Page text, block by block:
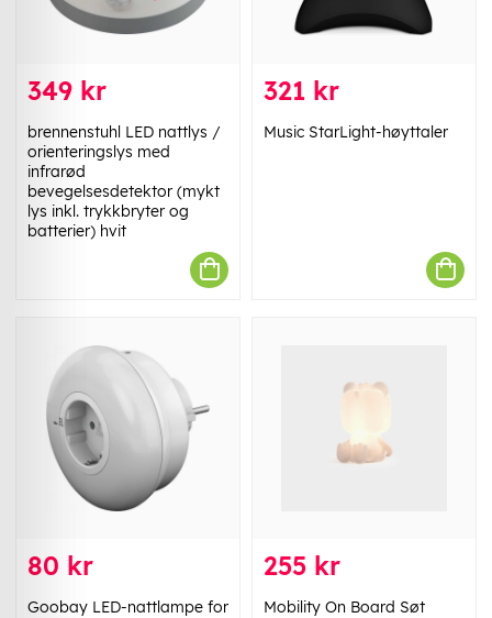
349 kr
brennenstuhl LED nattlys /
orienteringslys med
infrarød
bevegelsesdetektor (mykt
lys inkl. trykkbryter og
batterier) hvit
321 kr
Music StarLight-høyttaler
80 kr
Goobay LED-nattlampe for
255 kr
Mobility On Board Søt